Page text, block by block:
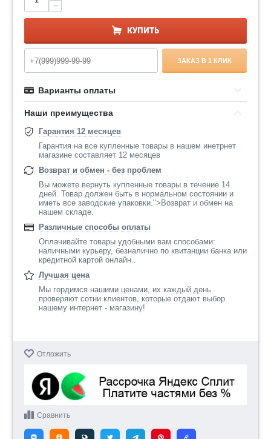
−
КУПИТЬ
ЗАКАЗ В 1 КЛИК
Варианты оплаты
Наши преимущества
Гарантия 12 месяцев
Гарантия на все купленные товары в нашем инетрнет
магазине составляет 12 месяцев
Возврат и обмен - без проблем
Вы можете вернуть купленные товары в течение 14
дней. Товар должен быть в нормальном состоянии и
иметь все заводские упаковки.">Возврат и обмен на
нашем складе.
Различные способы оплаты
Оплачивайте товары удобными вам способами:
наличными курьеру, безналично по квитанции банка или
кредитной картой онлайн..
Лучшая цена
Мы гордимся нашими ценами, их каждый день
проверяют сотни клиентов, которые отдают выбор
нашему интернет - магазину!
Отложить
Сравнить